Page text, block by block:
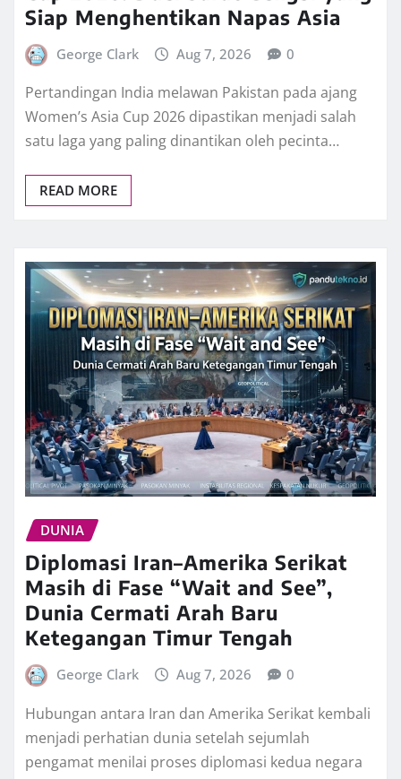
Siap Menghentikan Napas Asia
George Clark Aug 7, 2026 0
Pertandingan India melawan Pakistan pada ajang
Women’s Asia Cup 2026 dipastikan menjadi salah
satu laga yang paling dinantikan oleh pecinta…
READ MORE
DUNIA
Diplomasi Iran–Amerika Serikat
Masih di Fase “Wait and See”,
Dunia Cermati Arah Baru
Ketegangan Timur Tengah
George Clark Aug 7, 2026 0
Hubungan antara Iran dan Amerika Serikat kembali
menjadi perhatian dunia setelah sejumlah
pengamat menilai proses diplomasi kedua negara